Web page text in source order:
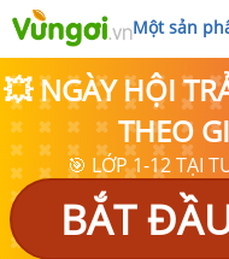
Một sản
💥 NGÀY HỘI
THEO
🎯 LỚP 1-12 TẠI
BẮT